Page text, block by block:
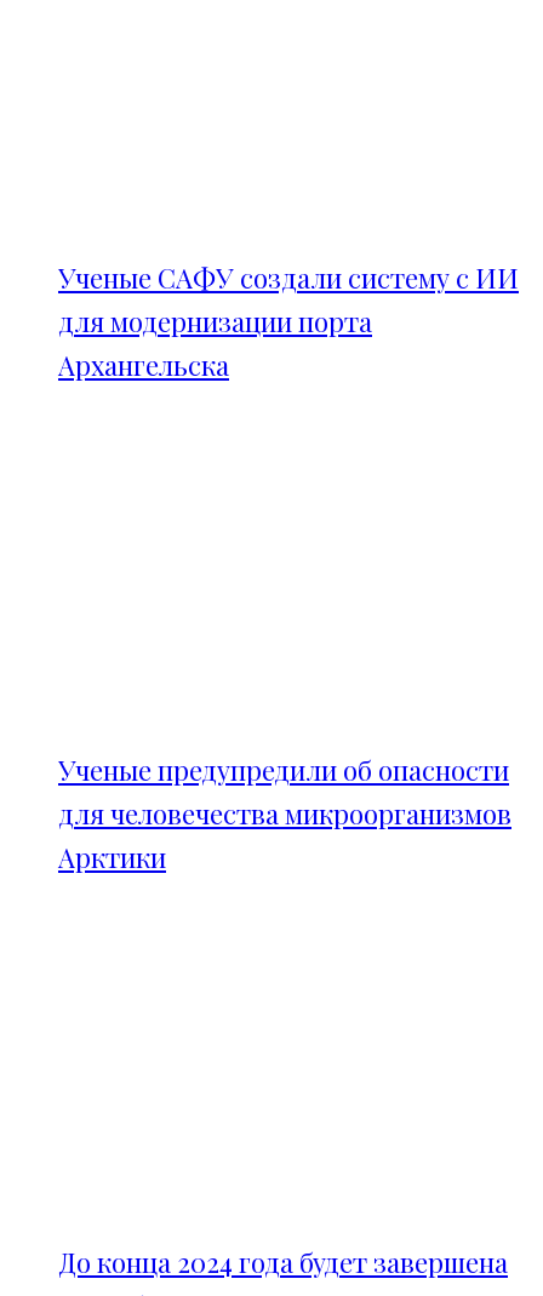
Ученые САФУ создали систему с ИИ
для модернизации порта
Архангельска
Ученые предупредили об опасности
для человечества микроорганизмов
Арктики
До конца 2024 года будет завершена